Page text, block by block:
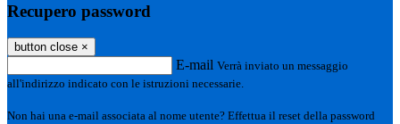
Recupero password
button close ×
E-mail Verrà inviato un messaggio
all'indirizzo indicato con le istruzioni necessarie.
Non hai una e-mail associata al nome utente? Effettua il reset della password